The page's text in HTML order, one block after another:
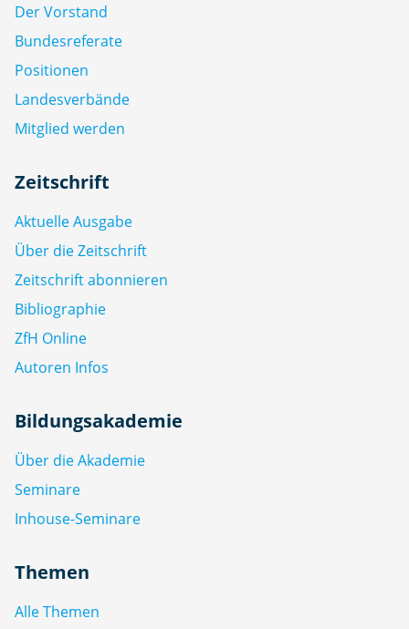
Der Vorstand
Bundesreferate
Positionen
Landesverbände
Mitglied werden
Zeitschrift
Aktuelle Ausgabe
Über die Zeitschrift
Zeitschrift abonnieren
Bibliographie
ZfH Online
Autoren Infos
Bildungsakademie
Über die Akademie
Seminare
Inhouse-Seminare
Themen
Alle Themen